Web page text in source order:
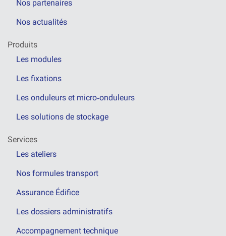
Nos partenaires
Nos actualités
Produits
Les modules
Les fixations
Les onduleurs et micro‑onduleurs
Les solutions de stockage
Services
Les ateliers
Nos formules transport
Assurance Édifice
Les dossiers administratifs
Accompagnement technique